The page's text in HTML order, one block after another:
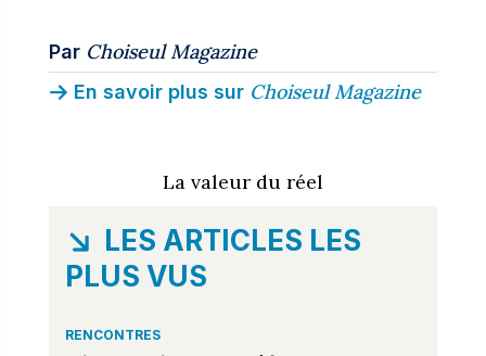
Par Choiseul Magazine
En savoir plus sur Choiseul Magazine
La valeur du réel
LES ARTICLES LES
PLUS VUS
RENCONTRES